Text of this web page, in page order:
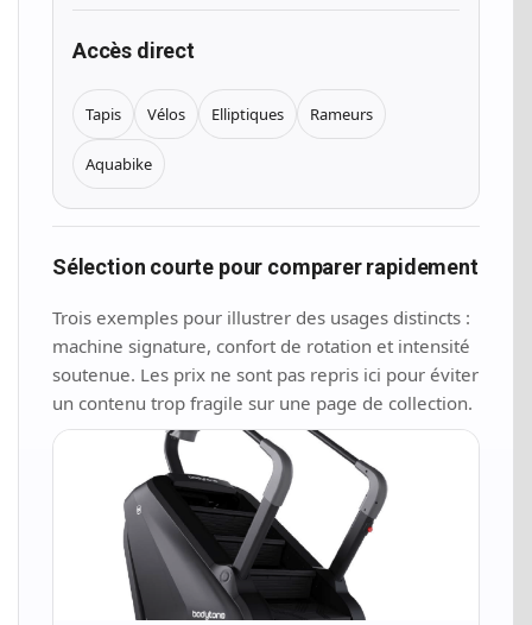
Accès direct
Tapis Vélos Elliptiques Rameurs
Aquabike
Sélection courte pour comparer rapidement
Trois exemples pour illustrer des usages distincts :
machine signature, confort de rotation et intensité
soutenue. Les prix ne sont pas repris ici pour éviter
un contenu trop fragile sur une page de collection.